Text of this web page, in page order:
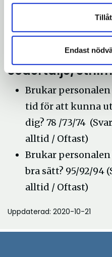
Endast
Frågor med
Södertälje/
Brukar
tid för att kunna
dig? 78 /73/74
alltid / Oftast)
Brukar
bra sätt? 95/92/94
alltid / Oftast)
Uppdaterad: 2020-10-21